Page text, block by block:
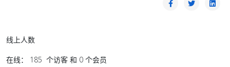
线上人数
在线： 185 个访客 和 0 个会员